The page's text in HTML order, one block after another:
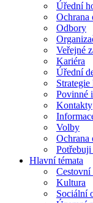
Úřední
Ochrana
Odbory
Veřejné
Kariéra
Úřední
Povinné
Kontakty
Volby
Ochrana
Hlavní témata
Cestovní
Kultura
Sociální